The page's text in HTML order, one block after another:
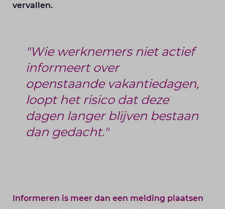
vervallen.
"Wie werknemers niet actief
informeert over
openstaande vakantiedagen,
loopt het risico dat deze
dagen langer blijven bestaan
dan gedacht."
Informeren is meer dan een melding plaatsen